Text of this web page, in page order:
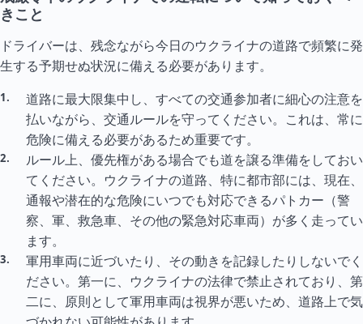
きこと
ドライバーは、残念ながら今日のウクライナの道路で頻繁に発
生する予期せぬ状況に備える必要があります。
道路に最大限集中し、すべての交通参加者に細心の注意を
払いながら、交通ルールを守ってください。これは、常に
危険に備える必要があるため重要です。
ルール上、優先権がある場合でも道を譲る準備をしておい
てください。ウクライナの道路、特に都市部には、現在、
通報や潜在的な危険にいつでも対応できるパトカー（警
察、軍、救急車、その他の緊急対応車両）が多く走ってい
ます。
軍用車両に近づいたり、その動きを記録したりしないでく
ださい。第一に、ウクライナの法律で禁止されており、第
二に、原則として軍用車両は視界が悪いため、道路上で気